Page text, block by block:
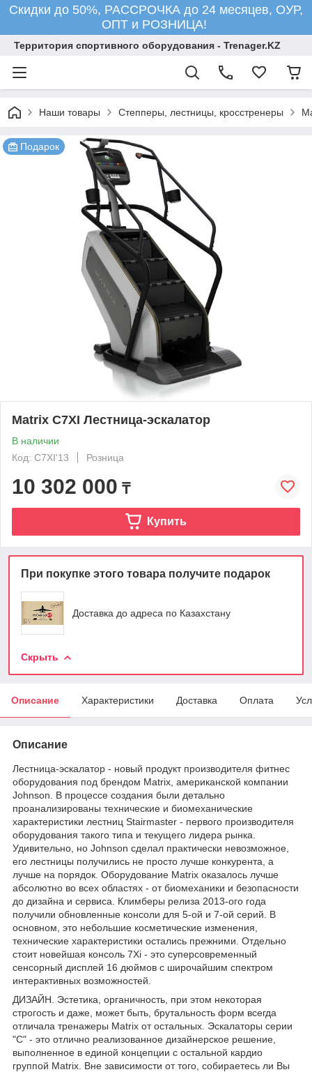
Скидки до 50%, РАССРОЧКА до 24 месяцев, ОУР,
ОПТ и РОЗНИЦА!
Территория спортивного оборудования - Trenager.KZ
Наши товары Степперы, лестницы, кросстренеры
Подарок
Matrix C7XI Лестница-эскалатор
В наличии
Код: C7XI'13
Розница
10 302 000 ₸
Купить
При покупке этого товара получите подарок
Доставка до адреса по Казахстану
Скрыть
Описание Характеристики Доставка Оплата
Описание
Лестница-эскалатор - новый продукт производителя фитнес
оборудования под брендом Matrix, американской компании
Johnson. В процессе создания были детально
проанализированы технические и биомеханические
характеристики лестниц Stairmaster - первого производителя
оборудования такого типа и текущего лидера рынка.
Удивительно, но Johnson сделал практически невозможное,
его лестницы получились не просто лучше конкурента, а
лучше на порядок. Оборудование Matrix оказалось лучше
абсолютно во всех областях - от биомеханики и безопасности
до дизайна и сервиса. Климберы релиза 2013-ого года
получили обновленные консоли для 5-ой и 7-ой серий. В
основном, это небольшие косметические изменения,
технические характеристики остались прежними. Отдельно
стоит новейшая консоль 7Xi - это суперсовременный
сенсорный дисплей 16 дюймов с широчайшим спектром
интерактивных возможностей.
ДИЗАЙН. Эстетика, органичность, при этом некоторая
строгость и даже, может быть, брутальность форм всегда
отличала тренажеры Matrix от остальных. Эскалаторы серии
"С" - это отлично реализованное дизайнерское решение,
выполненное в единой концепции с остальной кардио
группой Matrix. Вне зависимости от того, собираетесь ли Вы